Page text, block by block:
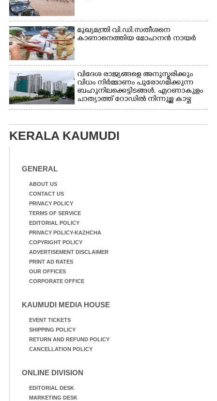
മുഖ്യമന്ത്രി വി.ഡി.സതീശനെ
കാണാനെത്തിയ മോഹനൻ നായർ
വിദേശ രാജ്യങ്ങളെ അനുസ്മരിക്കും
വിധം നിർമ്മാണം പുരോഗമിക്കുന്ന
ബഹുനിലക്കെട്ടിടങ്ങൾ. എറണാകുളം
ചാത്യാത്ത് റോഡിൽ നിന്നുള്ള കാഴ്ച
KERALA KAUMUDI
GENERAL
ABOUT US
CONTACT US
PRIVACY POLICY
TERMS OF SERVICE
EDITORIAL POLICY
PRIVACY POLICY-KAZHCHA
COPYRIGHT POLICY
ADVERTISEMENT DISCLAIMER
PRINT AD RATES
OUR OFFICES
CORPORATE OFFICE
KAUMUDI MEDIA HOUSE
EVENT TICKETS
SHIPPING POLICY
RETURN AND REFUND POLICY
CANCELLATION POLICY
ONLINE DIVISION
EDITORIAL DESK
MARKETING DESK